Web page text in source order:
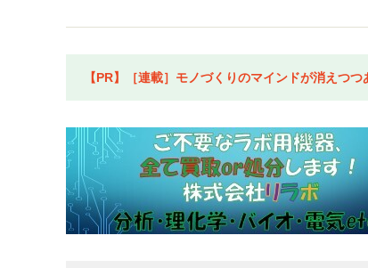
【PR】［連載］モノづくりのマインドが消えつ